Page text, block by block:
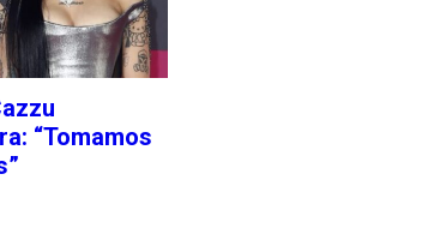
“Tomamos